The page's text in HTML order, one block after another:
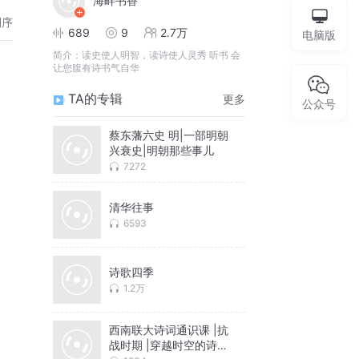
689 9 2.7万
简介： 读史使人明智，读诗使人灵秀 听书 会
让您腹有诗书气自华
TA的专辑 更多
蔡东藩六史 明|一部明朝
兴衰史|明朝那些事儿
7272
清华往事
6593
诗歌四季
1.2万
西南联大诗词通识课 |抗
战时期 |穿越时空的诗意
电脑版
公众号